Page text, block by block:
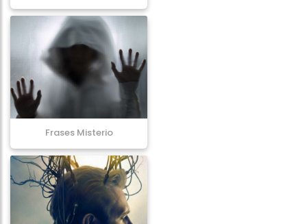
Frases Misterio